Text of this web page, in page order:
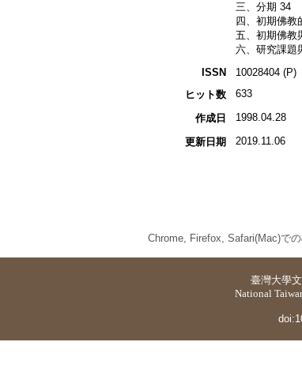
三、分期 34
四、初期佛教
五、初期佛教
六、研究課題
ISSN
10028404 (P)
ヒット数
633
作成日 1998.04.28
更新日期 2019.11.06
Chrome, Firefox, Safari(Mac)で
臺灣大學
National